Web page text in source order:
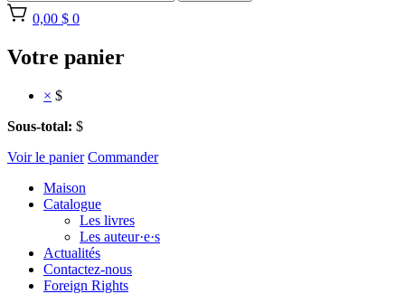
0,00 $ 0
Votre panier
× $
Sous-total: $
Voir le panier Commander
Maison
Catalogue
Les livres
Les auteur·e·s
Actualités
Contactez-nous
Foreign Rights